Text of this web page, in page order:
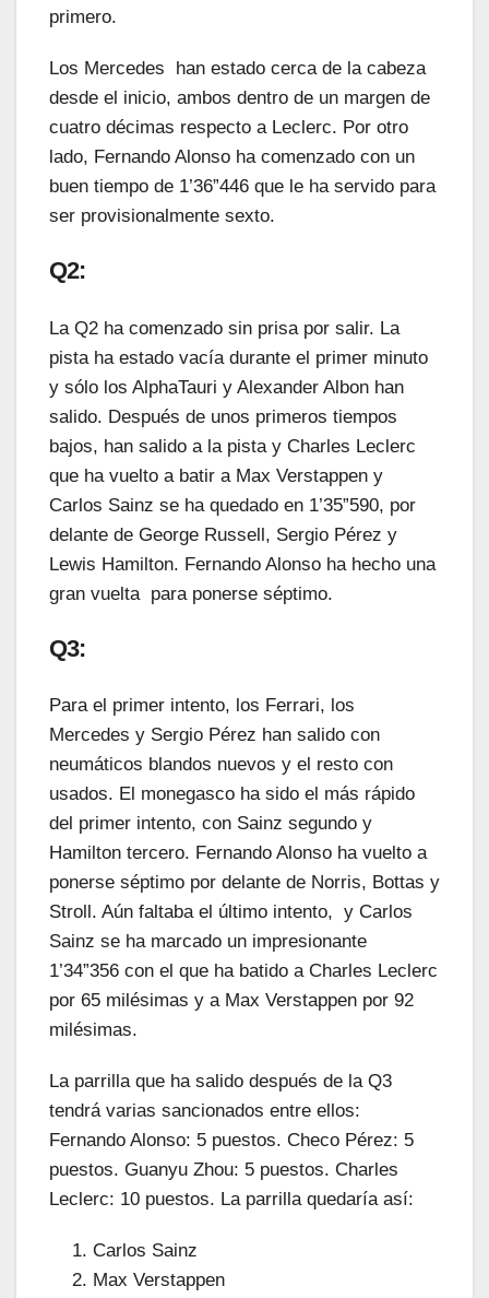
primero.
Los Mercedes han estado cerca de la cabeza
desde el inicio, ambos dentro de un margen de
cuatro décimas respecto a Leclerc. Por otro
lado, Fernando Alonso ha comenzado con un
buen tiempo de 1’36”446 que le ha servido para
ser provisionalmente sexto.
Q2:
La Q2 ha comenzado sin prisa por salir. La
pista ha estado vacía durante el primer minuto
y sólo los AlphaTauri y Alexander Albon han
salido. Después de unos primeros tiempos
bajos, han salido a la pista y Charles Leclerc
que ha vuelto a batir a Max Verstappen y
Carlos Sainz se ha quedado en 1’35”590, por
delante de George Russell, Sergio Pérez y
Lewis Hamilton. Fernando Alonso ha hecho una
gran vuelta para ponerse séptimo.
Q3:
Para el primer intento, los Ferrari, los
Mercedes y Sergio Pérez han salido con
neumáticos blandos nuevos y el resto con
usados. El monegasco ha sido el más rápido
del primer intento, con Sainz segundo y
Hamilton tercero. Fernando Alonso ha vuelto a
ponerse séptimo por delante de Norris, Bottas y
Stroll. Aún faltaba el último intento, y Carlos
Sainz se ha marcado un impresionante
1’34”356 con el que ha batido a Charles Leclerc
por 65 milésimas y a Max Verstappen por 92
milésimas.
La parrilla que ha salido después de la Q3
tendrá varias sancionados entre ellos:
Fernando Alonso: 5 puestos. Checo Pérez: 5
puestos. Guanyu Zhou: 5 puestos. Charles
Leclerc: 10 puestos. La parrilla quedaría así:
Carlos Sainz
Max Verstappen